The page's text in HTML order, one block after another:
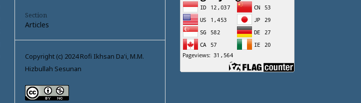
Section
Articles
Copyright (c) 2024 Rofi Ikhsan Da'i, M.M.
Hizbullah Sesunan